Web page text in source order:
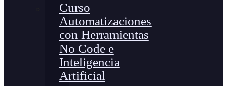
Curso
Automatizaciones
con Herramientas
No Code e
Inteligencia
Artificial